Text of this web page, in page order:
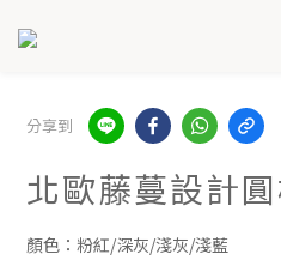
分享到
北歐藤蔓設計
顏色：粉紅/深灰/淺灰/淺藍